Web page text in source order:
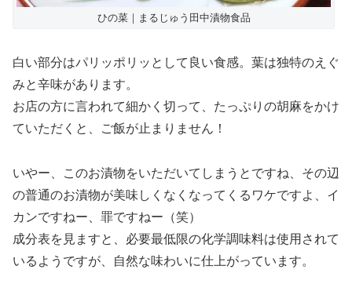
ひの菜｜まるじゅう田中漬物食品
白い部分はパリッポリッとして良い食感。葉は独特のえぐ
みと辛味があります。
お店の方に言われて細かく切って、たっぷりの胡麻をかけ
ていただくと、ご飯が止まりません！
いやー、このお漬物をいただいてしまうとですね、その辺
の普通のお漬物が美味しくなくなってくるワケですよ、イ
カンですねー、罪ですねー（笑）
成分表を見ますと、必要最低限の化学調味料は使用されて
いるようですが、自然な味わいに仕上がっています。